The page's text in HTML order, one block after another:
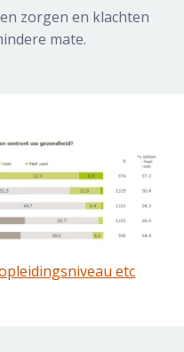
zorgen en klachten
mate.
etc